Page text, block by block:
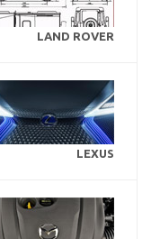
LAND ROVER
LEXUS